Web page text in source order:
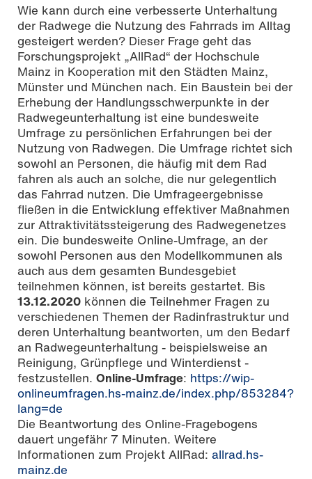
Wie kann durch eine verbesserte Unterhaltung
der Radwege die Nutzung des Fahrrads im Alltag
gesteigert werden? Dieser Frage geht das
Forschungsprojekt „AllRad“ der Hochschule
Mainz in Kooperation mit den Städten Mainz,
Münster und München nach. Ein Baustein bei der
Erhebung der Handlungsschwerpunkte in der
Radwegeunterhaltung ist eine bundesweite
Umfrage zu persönlichen Erfahrungen bei der
Nutzung von Radwegen. Die Umfrage richtet sich
sowohl an Personen, die häufig mit dem Rad
fahren als auch an solche, die nur gelegentlich
das Fahrrad nutzen. Die Umfrageergebnisse
fließen in die Entwicklung effektiver Maßnahmen
zur Attraktivitätssteigerung des Radwegenetzes
ein. Die bundesweite Online-Umfrage, an der
sowohl Personen aus den Modellkommunen als
auch aus dem gesamten Bundesgebiet
teilnehmen können, ist bereits gestartet. Bis
13.12.2020 können die Teilnehmer Fragen zu
verschiedenen Themen der Radinfrastruktur und
deren Unterhaltung beantworten, um den Bedarf
an Radwegeunterhaltung - beispielsweise an
Reinigung, Grünpflege und Winterdienst -
festzustellen. Online-Umfrage: https://wip-
onlineumfragen.hs-mainz.de/index.php/853284?
lang=de
Die Beantwortung des Online-Fragebogens
dauert ungefähr 7 Minuten. Weitere
Informationen zum Projekt AllRad: allrad.hs-
mainz.de